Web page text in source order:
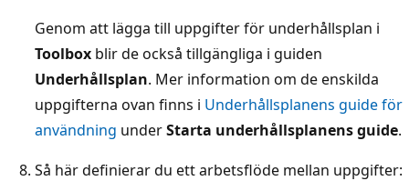
Genom att lägga till uppgifter för underhållsplan i
Toolbox blir de också tillgängliga i guiden
Underhållsplan. Mer information om de enskilda
uppgifterna ovan finns i Underhållsplanens guide för
användning underStarta underhållsplanens guide.
Så här definierar du ett arbetsflöde mellan uppgifter: